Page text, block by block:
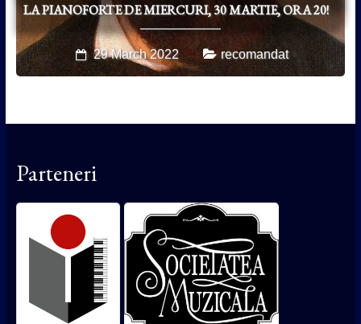
LA PIANOFORTE DE MIERCURI, 30 MARTIE, ORA 20!
29 March 2022 recomandat
Parteneri